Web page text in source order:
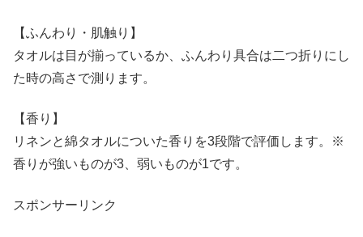
【ふんわり・肌触り】
タオルは目が揃っているか、ふんわり具合は二つ折りにし
た時の高さで測ります。
【香り】
リネンと綿タオルについた香りを3段階で評価します。※
香りが強いものが3、弱いものが1です。
スポンサーリンク